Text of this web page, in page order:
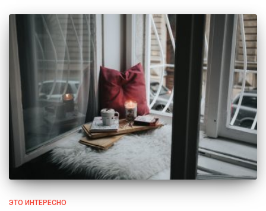
ЭТО ИНТЕРЕСНО